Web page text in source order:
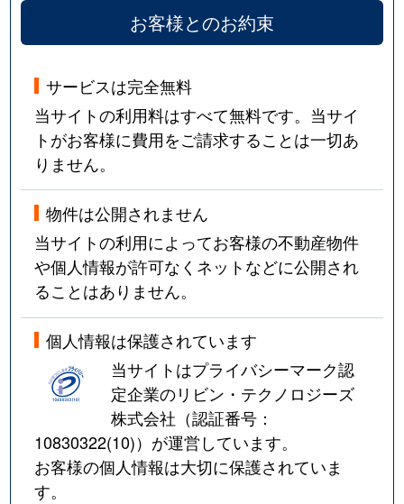
お客様とのお約束
サービスは完全無料
当サイトの利用料はすべて無料です。当サイ
トがお客様に費用をご請求することは一切あ
りません。
物件は公開されません
当サイトの利用によってお客様の不動産物件
や個人情報が許可なくネットなどに公開され
ることはありません。
個人情報は保護されています
当サイトはプライバシーマーク認
定企業のリビン・テクノロジーズ
株式会社（認証番号：
10830322(10)）が運営しています。
お客様の個人情報は大切に保護されていま
す。